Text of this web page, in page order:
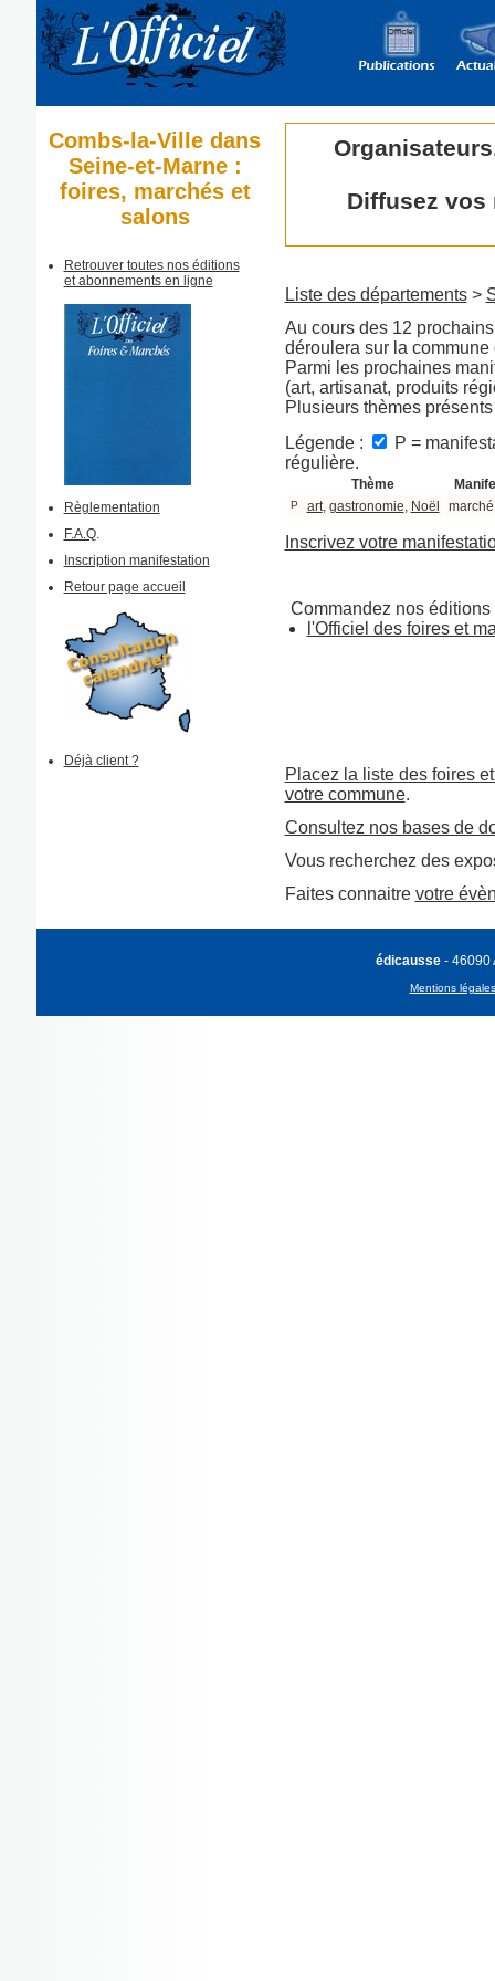
Combs-la-Ville dans
Seine-et-Marne :
foires, marchés et
salons
Retrouver toutes nos éditions
et abonnements en ligne
Règlementation
F.A.Q.
Inscription manifestation
Retour page accueil
Déjà client ?
Diffusez vos
Liste des départements>
Au cours des 12
déroulera sur la
Parmi les prochaines
(art, artisanat, produits
Plusieurs thèmes
Légende :
P =
régulière.
Thème
P art, gastronomie, Noël
Inscrivez votre
Commandez nos éditions
l'Officiel des foires et
Placez la liste des foires
votre commune.
Consultez nos bases de
Vous recherchez des
Faites connaitre votre
édicausse - 46090
Mentions légales